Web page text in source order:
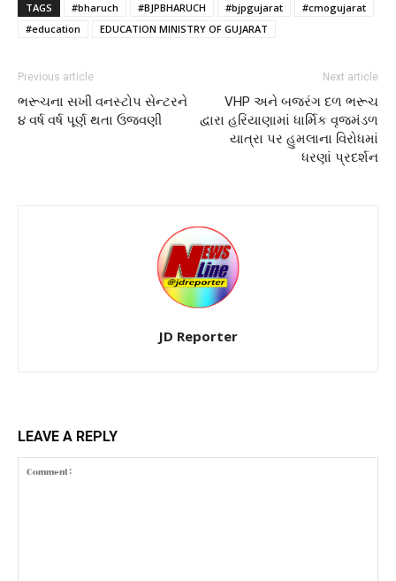
TAGS #bharuch #BJPBHARUCH #bjpgujarat
#cmogujarat
#education
EDUCATION MINISTRY OF GUJARAT
Previous article
ભરૂચના સખી વનસ્ટોપ સેન્ટરને
૪ વર્ષ વર્ષ પૂર્ણ થતા ઉજવણી
Next article
VHP અને બજરંગ દળ ભરૂચ
દ્વારા હરિયાણામાં ધાર્મિક વૃજમંડળ
યાત્રા પર હુમલાના વિરોધમાં
ધરણાં પ્રદર્શન
JD Reporter
LEAVE A REPLY